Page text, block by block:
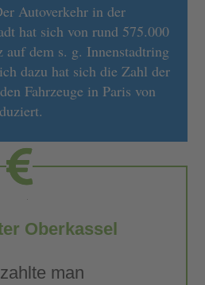
Autoverkehr in der
hat sich von rund 575.000
dem s. g. Innenstadtring
dazu hat sich die Zahl der
Fahrzeuge in Paris von
Oberkassel
man